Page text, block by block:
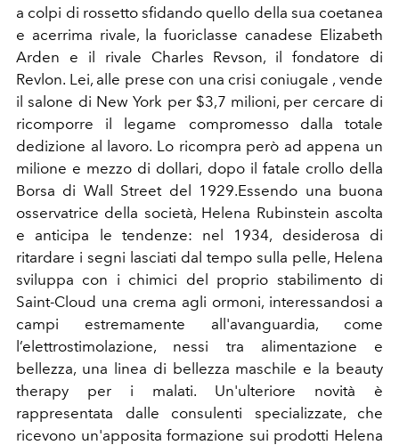
a colpi di rossetto sfidando quello della sua coetanea
e acerrima rivale, la fuoriclasse canadese Elizabeth
Arden e il rivale Charles Revson, il fondatore di
Revlon. Lei, alle prese con una crisi coniugale , vende
il salone di New York per $3,7 milioni, per cercare di
ricomporre il legame compromesso dalla totale
dedizione al lavoro. Lo ricompra però ad appena un
milione e mezzo di dollari, dopo il fatale crollo della
Borsa di Wall Street del 1929.Essendo una buona
osservatrice della società, Helena Rubinstein ascolta
e anticipa le tendenze: nel 1934, desiderosa di
ritardare i segni lasciati dal tempo sulla pelle, Helena
sviluppa con i chimici del proprio stabilimento di
Saint-Cloud una crema agli ormoni, interessandosi a
campi estremamente all'avanguardia, come
l’elettrostimolazione, nessi tra alimentazione e
bellezza, una linea di bellezza maschile e la beauty
therapy per i malati. Un'ulteriore novità è
rappresentata dalle consulenti specializzate, che
ricevono un'apposita formazione sui prodotti Helena